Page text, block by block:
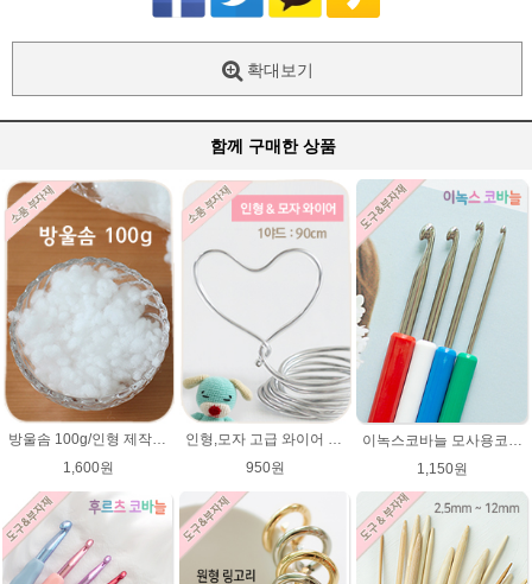
확대보기
함께 구매한 상품
방울솜 100g/인형 제작에 사용되는 솜/아미네코 제작솜/코바늘 대바늘인형솜/부자재/솜
1,600원
인형,모자 고급 와이어 (90cm) 2mm,3mm 굵기선택/모자 와이어/알루미늄/인형철사대용/아미네코제작 철사/코바늘인형
950원
1,150원